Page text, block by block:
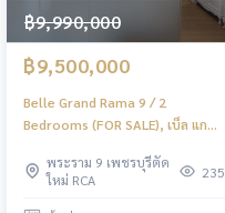
฿9,990,000
฿9,500,000
Belle Grand Rama 9 / 2
Bedrooms (FOR SALE), เบ็ล แก
JSMN127
พระราม 9 เพชรบุรีตัด
ใหม่ RCA
235